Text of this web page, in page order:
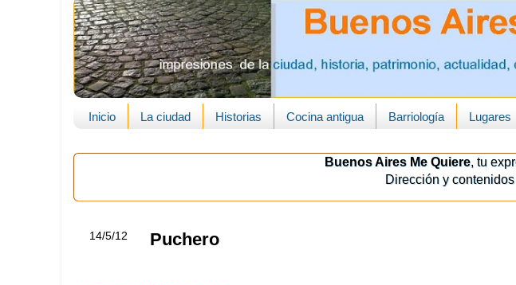
Inicio La ciudad Historias Cocina antigua Barriología Lugares
Buenos Aires Me Quiere, tu
Dirección y contenidos
14/5/12 Puchero